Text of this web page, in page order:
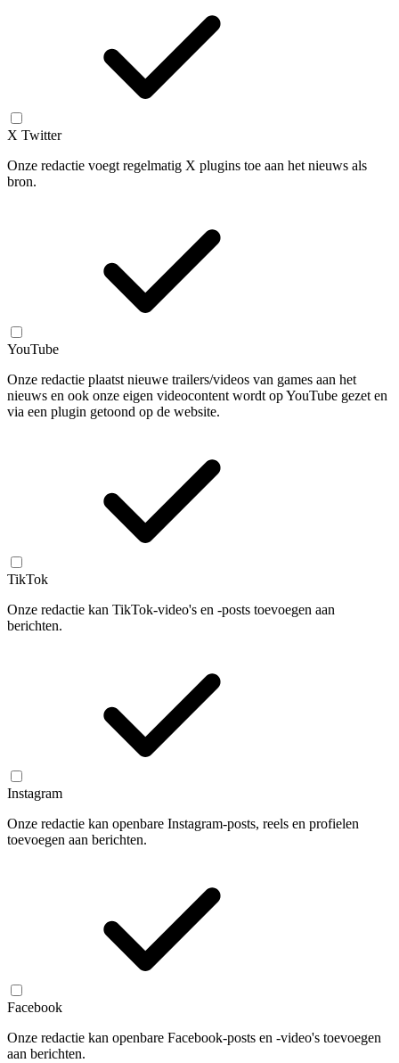
X Twitter
Onze redactie voegt regelmatig X plugins toe aan het nieuws als
bron.
YouTube
Onze redactie plaatst nieuwe trailers/videos van games aan het
nieuws en ook onze eigen videocontent wordt op YouTube gezet en
via een plugin getoond op de website.
TikTok
Onze redactie kan TikTok-video's en -posts toevoegen aan
berichten.
Instagram
Onze redactie kan openbare Instagram-posts, reels en profielen
toevoegen aan berichten.
Facebook
Onze redactie kan openbare Facebook-posts en -video's toevoegen
aan berichten.